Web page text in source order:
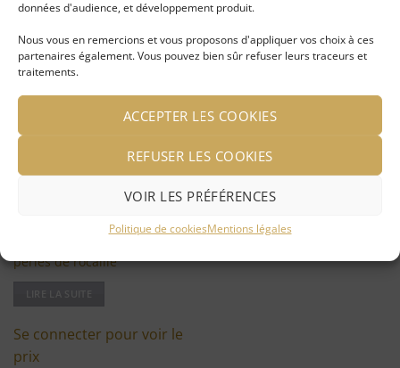
données d'audience, et développement produit.
Nous vous en remercions et vous proposons d'appliquer vos choix à ces
partenaires également. Vous pouvez bien sûr refuser leurs traceurs et
traitements.
ACCEPTER LES COOKIES
REFUSER LES COOKIES
VOIR LES PRÉFÉRENCES
Politique de cookiesMentions légales
VOUS AIMEREZ PEUT-ÊTRE AUSSI…
-50%
liste
perles de rocaille
Se connecter pour voir le
prix